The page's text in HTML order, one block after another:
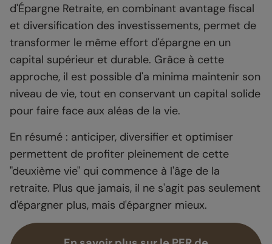
d'Épargne Retraite, en combinant avantage fiscal
et diversification des investissements, permet de
transformer le même effort d'épargne en un
capital supérieur et durable. Grâce à cette
approche, il est possible d'a minima maintenir son
niveau de vie, tout en conservant un capital solide
pour faire face aux aléas de la vie.
En résumé : anticiper, diversifier et optimiser
permettent de profiter pleinement de cette
"deuxième vie" qui commence à l'âge de la
retraite. Plus que jamais, il ne s'agit pas seulement
d'épargner plus, mais d'épargner mieux.